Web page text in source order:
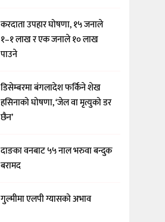
करदाता उपहार घोषणा, १५ जनाले
१–१ लाख र एक जनाले १० लाख
पाउने
डिसेम्बरमा बंगलादेश फर्किने शेख
हसिनाको घोषणा, ‘जेल वा मृत्युको डर
छैन’
दाङका वनबाट ५५ नाल भरुवा बन्दुक
बरामद
गुल्मीमा एलपी ग्यासको अभाव